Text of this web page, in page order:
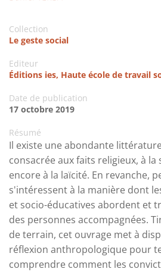
Collection
Le geste social
Editeur
Éditions ies, Haute école de travail
Date de publication
17 octobre 2019
Résumé
Il existe une abondante
consacrée aux faits religieux, à
encore à la laïcité. En revanche,
s'intéressent à la manière dont
et socio-éducatives abordent et
des personnes accompagnées.
de terrain, cet ouvrage met à
réflexion anthropologique pour
comprendre comment les